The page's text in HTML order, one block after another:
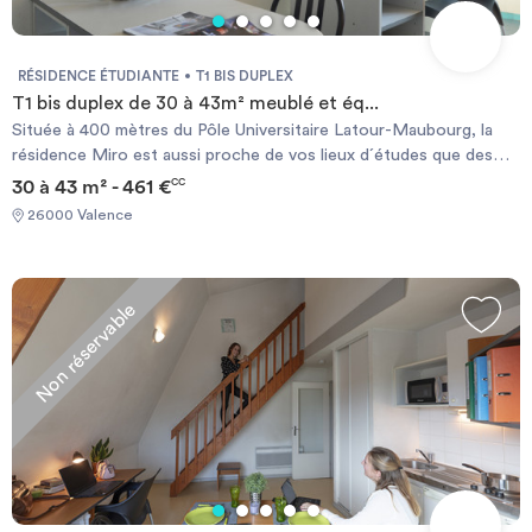
et restaurant universitaire à proximité • Bus Cité 1, Cité 2, Cité 5
et bus no 7, 20, 23 et 24 à quelques mètres.
RÉSIDENCE ÉTUDIANTE T1 BIS DUPLEX
T1 bis duplex de 30 à 43m² meublé et éq...
Située à 400 mètres du Pôle Universitaire Latour-Maubourg, la
résidence Miro est aussi proche de vos lieux d´études que des
commerces. Cette résidence vous permet de profiter de tous les
atouts du centre ville et de son animation. Chauffage électrique
30 à 43 m² - 461 €CC
26000 Valence
Non réservable